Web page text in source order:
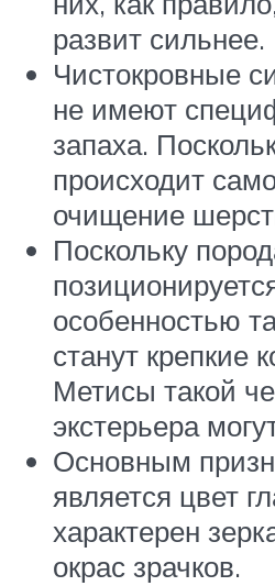
развит сильнее.
Чистокровные
не имеют
запаха.
происходит
очищение
Поскольку
особенностью
станут крепкие
Метисы такой
экстерьера
Основным
является цвет
характерен
окрас зрачков.